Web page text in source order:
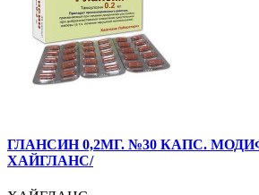
ГЛАНСИН 0,2МГ. №30 КАПС.
ХАЙГЛАНС/